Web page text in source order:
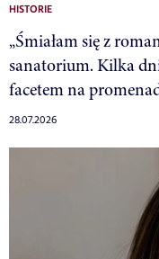
HISTORIE
„Śmiałam się z
sanatorium. Kilka
facetem na
28.07.2026